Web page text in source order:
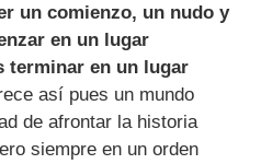
un comienzo, un nudo y
en un lugar
terminar en un lugar
así pues un mundo
de afrontar la historia
siempre en un orden